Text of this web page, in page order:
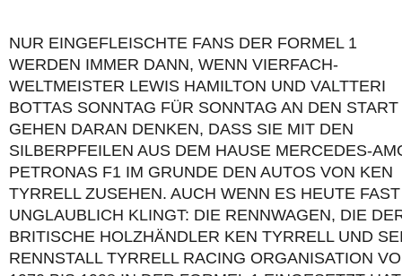
NUR EINGEFLEISCHTE FANS DER FORMEL 1
WERDEN IMMER DANN, WENN VIERFACH-
WELTMEISTER LEWIS HAMILTON UND VALTTERI
BOTTAS SONNTAG FÜR SONNTAG AN DEN START
GEHEN DARAN DENKEN, DASS SIE MIT DEN
SILBERPFEILEN AUS DEM HAUSE MERCEDES-
PETRONAS F1 IM GRUNDE DEN AUTOS VON KEN
TYRRELL ZUSEHEN. AUCH WENN ES HEUTE FAST
UNGLAUBLICH KLINGT: DIE RENNWAGEN, DIE
BRITISCHE HOLZHÄNDLER KEN TYRRELL UND
RENNSTALL TYRRELL RACING ORGANISATION